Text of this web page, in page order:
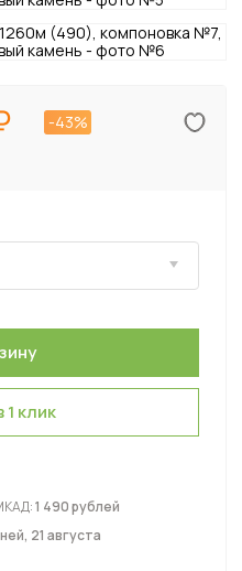
-43%
1 клик
1 490 рублей
21 августа